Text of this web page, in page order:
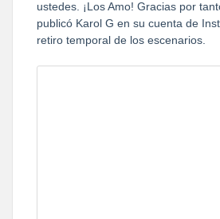
ustedes. ¡Los Amo! Gracias por
publicó Karol G en su cuenta de
retiro temporal de los escenarios.